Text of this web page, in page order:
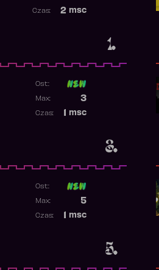
1.
2 msc
Czas:
3.
Ost:
3
Max:
msc
Czas:
5.
Ost:
5
Max:
msc
Czas: